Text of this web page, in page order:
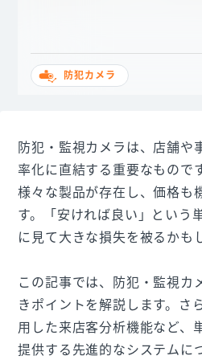
防犯カメラ
防犯・監視カメラは、店舗や
率化に直結する重要なもので
様々な製品が存在し、価格も
す。「安ければ良い」という
に見て大きな損失を被るかも
この記事では、防犯・監視カ
きポイントを解説します。さ
用した来店客分析機能など、
提供する先進的なシステムに